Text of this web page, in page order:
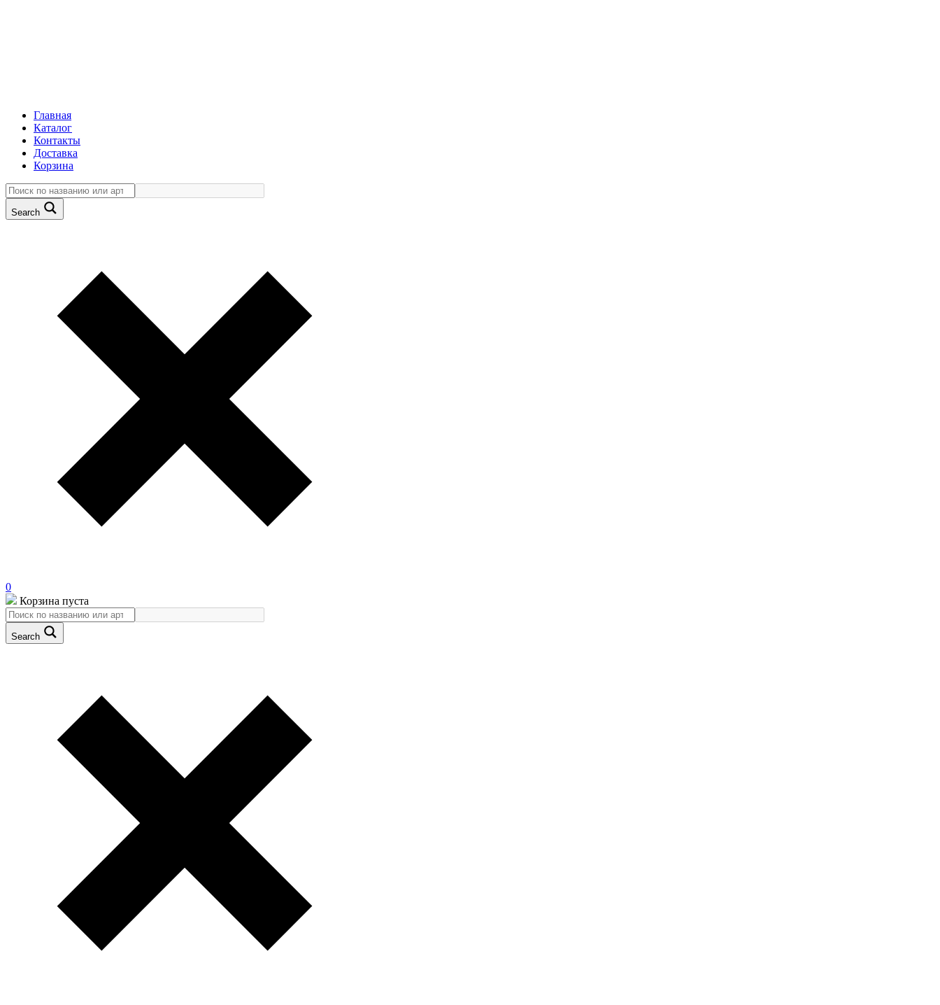
Главная
Каталог
Контакты
Доставка
Корзина
Search
0
Корзина пуста
Search